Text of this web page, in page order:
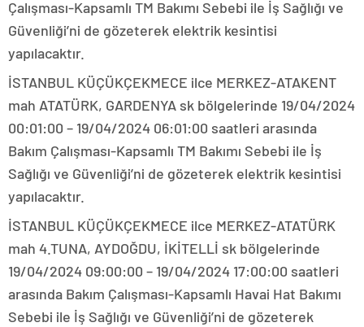
Çalışması-Kapsamlı TM Bakımı Sebebi ile İş Sağlığı ve
Güvenliği’ni de gözeterek elektrik kesintisi
yapılacaktır.
İSTANBUL KÜÇÜKÇEKMECE ilce MERKEZ-ATAKENT
mah ATATÜRK, GARDENYA sk bölgelerinde 19/04/2024
00:01:00 – 19/04/2024 06:01:00 saatleri arasında
Bakım Çalışması-Kapsamlı TM Bakımı Sebebi ile İş
Sağlığı ve Güvenliği’ni de gözeterek elektrik kesintisi
yapılacaktır.
İSTANBUL KÜÇÜKÇEKMECE ilce MERKEZ-ATATÜRK
mah 4.TUNA, AYDOĞDU, İKİTELLİ sk bölgelerinde
19/04/2024 09:00:00 – 19/04/2024 17:00:00 saatleri
arasında Bakım Çalışması-Kapsamlı Havai Hat Bakımı
Sebebi ile İş Sağlığı ve Güvenliği’ni de gözeterek